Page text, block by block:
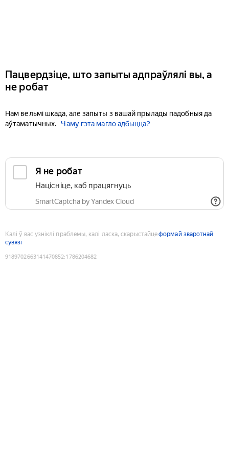
Пацвердзіце, што запыты адпраўлялі вы, а
не робат
Нам вельмі шкада, але запыты з вашай прылады падобныя да
аўтаматычных.
Чаму гэта магло адбыцца?
Я не робат
Націсніце, каб працягнуць
SmartCaptcha by Yandex Cloud
Калі ў вас узніклі праблемы, калі ласка, скарыстайцеформай зваротнай
сувязі
9189702663141470852:1786204682